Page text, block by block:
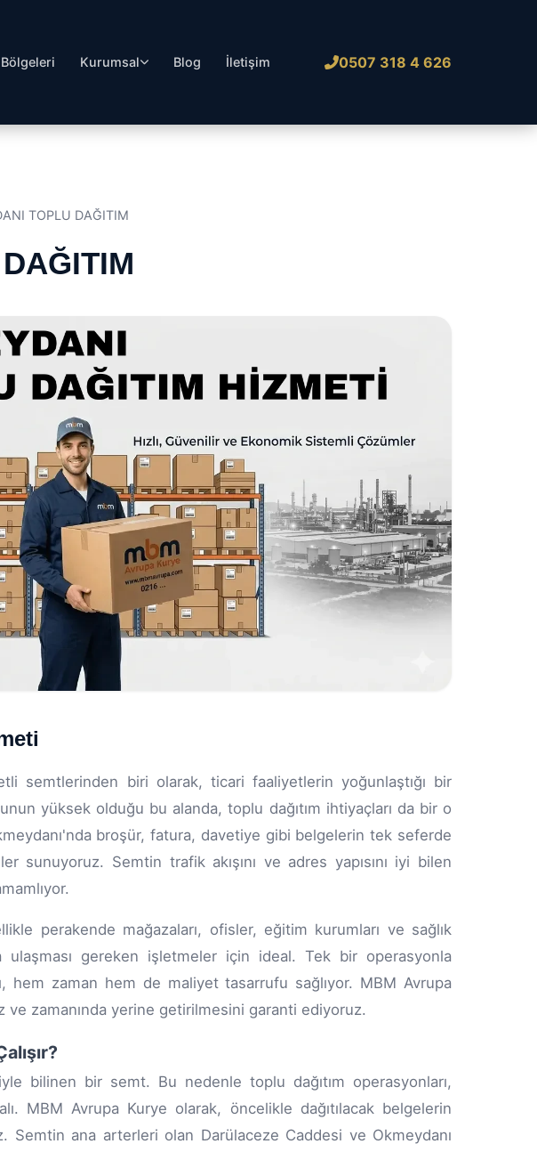
Kurumsal Blog İletişim 0507 318 4 626
TOPLU DAĞITIM
semtlerinden biri olarak, ticari faaliyetlerin yoğunlaştığı bir
yüksek olduğu bu alanda, toplu dağıtım ihtiyaçları da bir o
broşür, fatura, davetiye gibi belgelerin tek seferde
sunuyoruz. Semtin trafik akışını ve adres yapısını iyi bilen
perakende mağazaları, ofisler, eğitim kurumları ve sağlık
ulaşması gereken işletmeler için ideal. Tek bir operasyonla
hem zaman hem de maliyet tasarrufu sağlıyor. MBM Avrupa
ve zamanında yerine getirilmesini garanti ediyoruz.
bilinen bir semt. Bu nedenle toplu dağıtım operasyonları,
MBM Avrupa Kurye olarak, öncelikle dağıtılacak belgelerin
ana arterleri olan Darülaceze Caddesi ve Okmeydanı